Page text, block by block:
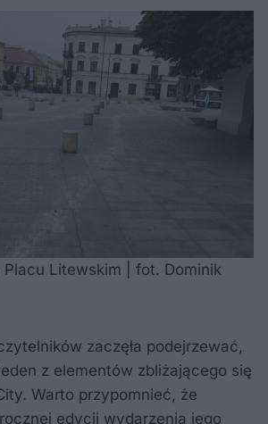
Placu Litewskim | fot. Dominik
zaczęła podejrzewać,
z elementów zbliżającego się
Warto przypomnieć, że
edycji wydarzenia jego